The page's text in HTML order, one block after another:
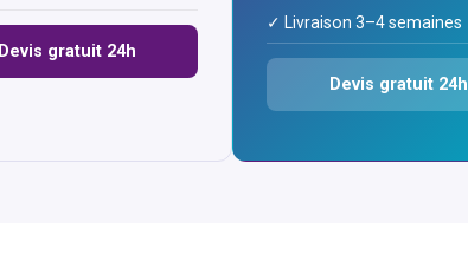
Devis gratuit 24h
✓ Livraison 3–4 semaines
Devis gratuit 24h